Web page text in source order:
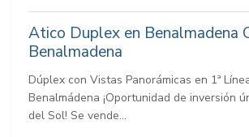
Atico Duplex en Benalmadena
Benalmadena
Dúplex con Vistas Panorámicas en 1ª
Benalmádena ¡Oportunidad de inversión
del Sol! Se vende...